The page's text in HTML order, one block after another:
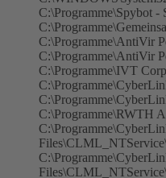
C:\Programme\Spybot -
C:\Programme\AntiVir
C:\Programme\AntiVir
C:\Programme\IVT
C:\Programme\RWTH